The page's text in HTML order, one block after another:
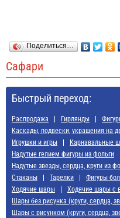
Поделиться…
Сафари
Быстрый переход:
Распродажа Гирлянды
Каскады, подвески, украшения на
Игрушки и игры
Карнавальные
Надутые гелием фигуры из фольги
Надутые звезды, сердца, круги из
Стаканы
Тарелки Фигуры
Ходячие шары
Ходячие шары с
Шары без рисунка (круги, сердца,
Шары с рисунком (круги, сердца,